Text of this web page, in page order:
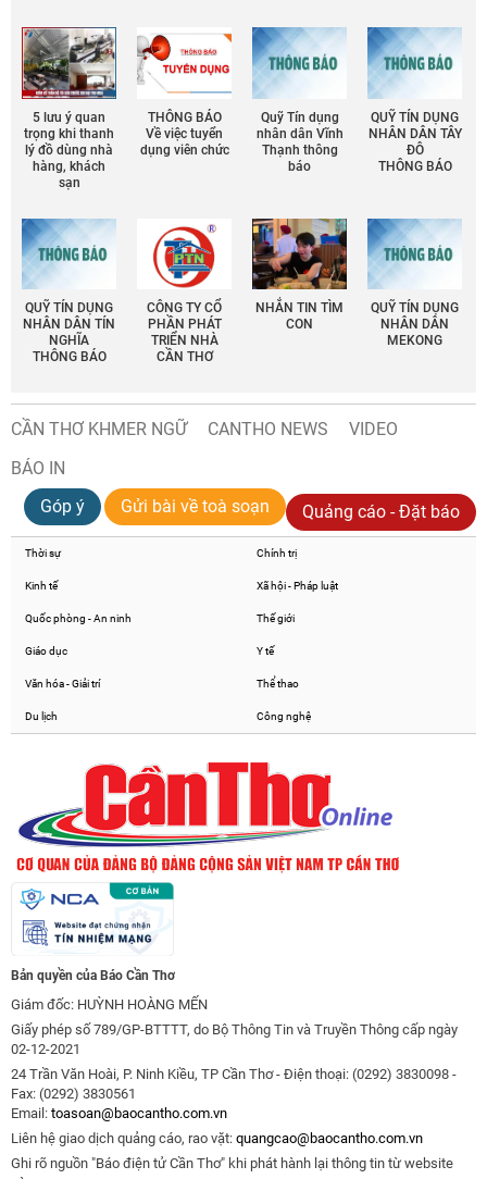
5 lưu ý quan
trọng khi thanh
lý đồ dùng nhà
hàng, khách
sạn
THÔNG BÁO
Về việc tuyển
dụng viên chức
Quỹ Tín dụng
nhân dân Vĩnh
Thạnh thông
báo
QUỸ TÍN DỤNG
NHÂN DÂN TÂY
ĐÔ
THÔNG BÁO
QUỸ TÍN DỤNG
NHÂN DÂN TÍN
NGHĨA
THÔNG BÁO
CÔNG TY CỔ
PHẦN PHÁT
TRIỂN NHÀ
CẦN THƠ
NHẮN TIN TÌM
CON
QUỸ TÍN DỤNG
NHÂN DÂN
MEKONG
CẦN THƠ KHMER NGỮ CANTHO NEWS
VIDEO
BÁO IN
Góp ý
Gửi bài về toà soạn Quảng cáo - Đặt báo
Thời sự Chính trị
Kinh tế Xã hội - Pháp luật
Quốc phòng - An ninh Thế giới
Giáo dục Y tế
Văn hóa - Giải trí Thể thao
Du lịch Công nghệ
Bản quyền của Báo Cần Thơ
Giám đốc: HUỲNH HOÀNG MẾN
Giấy phép số 789/GP-BTTTT, do Bộ Thông Tin và Truyền Thông cấp ngày
02-12-2021
24 Trần Văn Hoài, P. Ninh Kiều, TP Cần Thơ - Điện thoại: (0292) 3830098 -
Fax: (0292) 3830561
Email: toasoan@baocantho.com.vn
Liên hệ giao dịch quảng cáo, rao vặt: quangcao@baocantho.com.vn
Ghi rõ nguồn "Báo điện tử Cần Thơ" khi phát hành lại thông tin từ website